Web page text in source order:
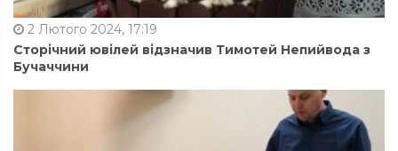
2 Лютого 2024, 17:19
Сторічний ювілей відзначив Тимотей Непийвода з
Бучаччини